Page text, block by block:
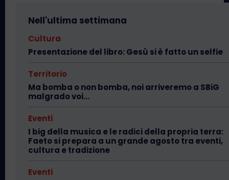
Nell'ultima settimana
Cultura
Presentazione del libro: Gesù si è fatto un selfie
Territorio
Ma bomba o non bomba, noi arriveremo a SBiG
malgrado voi…
Eventi
I big della musica e le radici della propria terra:
Faeto si prepara a un grande agosto tra eventi,
cultura e tradizione
Eventi